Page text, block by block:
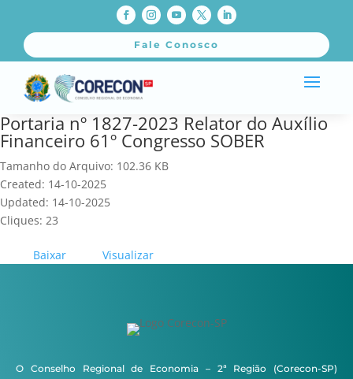
Fale Conosco
Portaria nº 1827-2023 Relator do Auxílio
Financeiro 61º Congresso SOBER
Tamanho do Arquivo: 102.36 KB
Created: 14-10-2025
Updated: 14-10-2025
Cliques: 23
Baixar Visualizar
O Conselho Regional de Economia – 2ª Região (Corecon-SP)